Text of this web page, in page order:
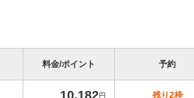
料金/ポイント 予約
円 残り2枠